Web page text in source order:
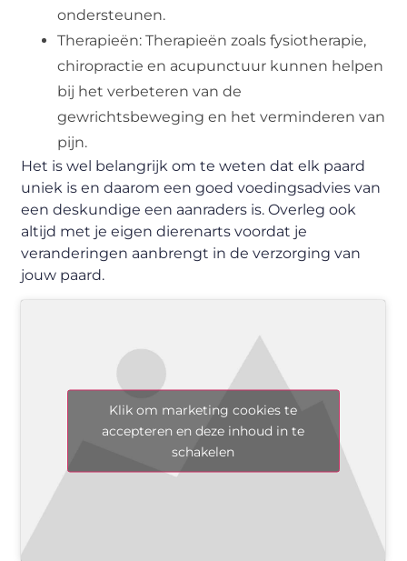
ondersteunen.
Therapieën: Therapieën zoals fysiotherapie,
chiropractie en acupunctuur kunnen helpen
bij het verbeteren van de
gewrichtsbeweging en het verminderen van
pijn.
Het is wel belangrijk om te weten dat elk paard
uniek is en daarom een goed voedingsadvies van
een deskundige een aanraders is. Overleg ook
altijd met je eigen dierenarts voordat je
veranderingen aanbrengt in de verzorging van
jouw paard.
Klik om marketing cookies te
accepteren en deze inhoud in te
schakelen